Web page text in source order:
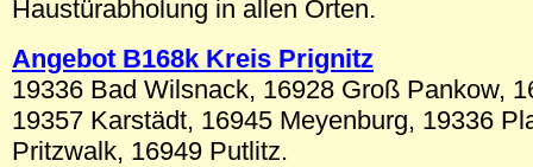
Haustürabholung in allen Orten.
Angebot B168k Kreis Prignitz
19336 Bad Wilsnack, 16928 Groß Pankow,
19357 Karstädt, 16945 Meyenburg, 19336
Pritzwalk, 16949 Putlitz.